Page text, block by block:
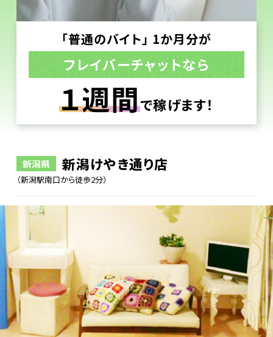
「普通のバイト」 1か月分が
フレイバーチャットなら
１週間で稼げます！
新潟県 新潟けやき通り店
（新潟駅南口から徒歩2分）